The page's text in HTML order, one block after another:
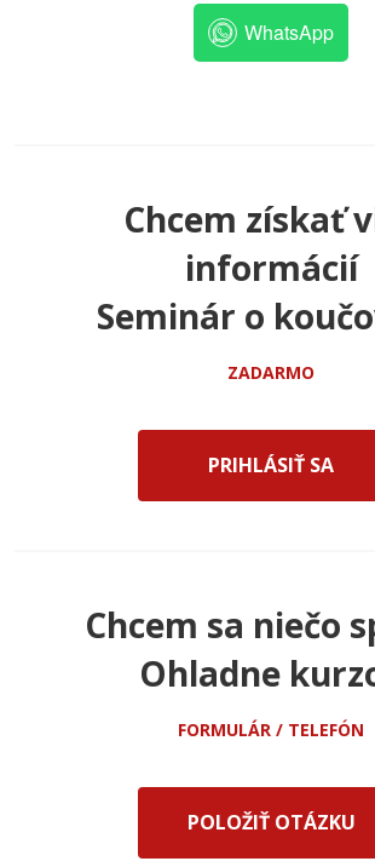
WhatsApp
Chcem získať
informácií
Seminár o
ZADARMO
PRIHLÁSIŤ SA
Chcem sa niečo
Ohladne
FORMULÁR / TELEFÓN
POLOŽIŤ OTÁZKU